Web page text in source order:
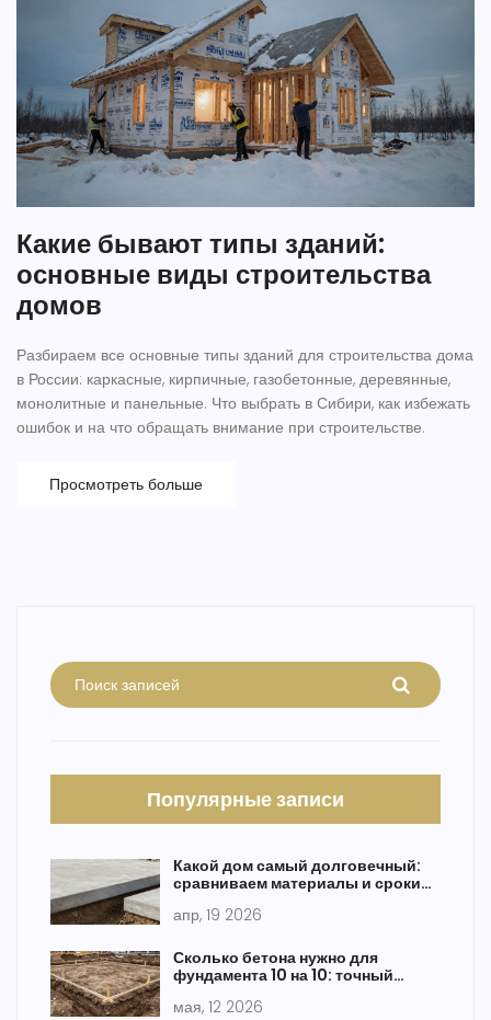
Какие бывают типы зданий:
основные виды строительства
домов
Разбираем все основные типы зданий для строительства дома
в России: каркасные, кирпичные, газобетонные, деревянные,
монолитные и панельные. Что выбрать в Сибири, как избежать
ошибок и на что обращать внимание при строительстве.
Просмотреть больше
Популярные записи
Какой дом самый долговечный:
сравниваем материалы и сроки
апр, 19 2026
Сколько бетона нужно для
фундамента 10 на 10: точный
мая, 12 2026